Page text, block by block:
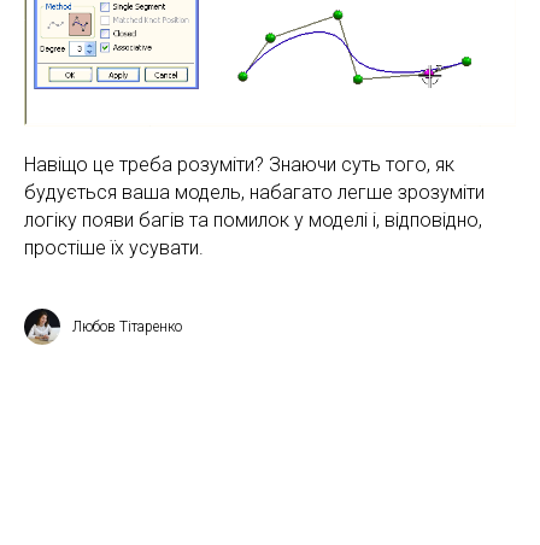
Навіщо це треба розуміти? Знаючи суть того, як
будується ваша модель, набагато легше зрозуміти
логіку появи багів та помилок у моделі і, відповідно,
простіше їх усувати.
Любов Тітаренко